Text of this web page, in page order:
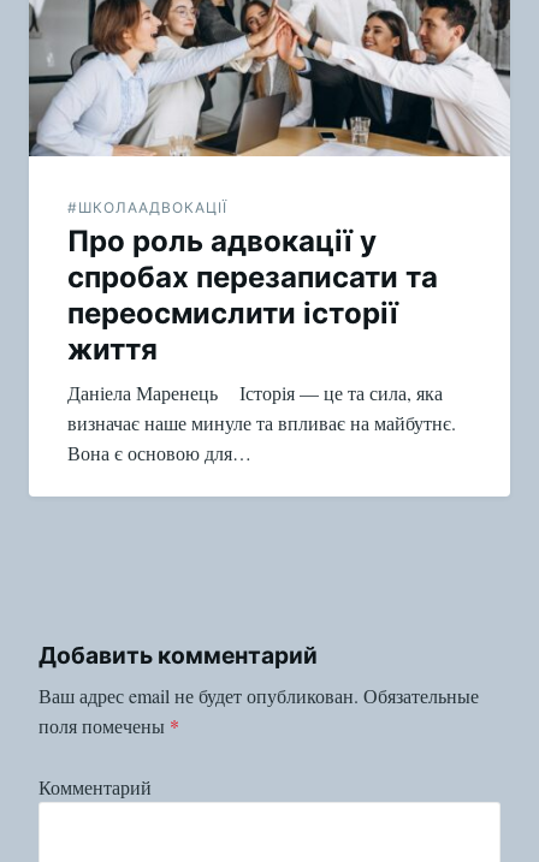
#ШКОЛААДВОКАЦІЇ
Про роль адвокації у
спробах перезаписати та
переосмислити історії
життя
Даніела Маренець Історія — це та сила, яка
визначає наше минуле та впливає на майбутнє.
Вона є основою для…
Добавить комментарий
Ваш адрес email не будет опубликован. Обязательные
поля помечены *
Комментарий